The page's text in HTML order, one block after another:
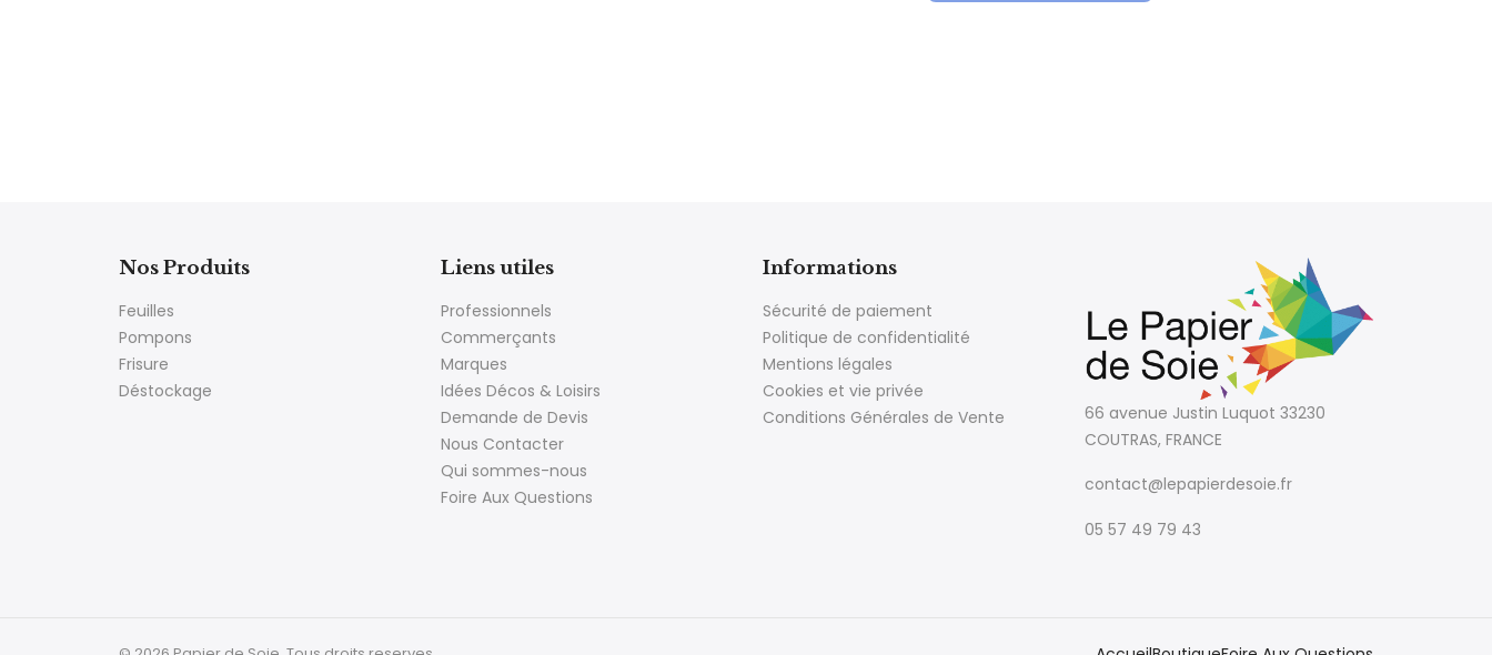
Nos Produits
Feuilles
Pompons
Frisure
Déstockage
Liens utiles
Professionnels
Commerçants
Marques
Idées Décos & Loisirs
Demande de Devis
Nous Contacter
Qui sommes-nous
Foire Aux Questions
Informations
Sécurité de paiement
Politique de confidentialité
Mentions légales
Cookies et vie privée
Conditions Générales de Vente
66 avenue Justin Luquot 33230
COUTRAS, FRANCE
contact@lepapierdesoie.fr
05 57 49 79 43